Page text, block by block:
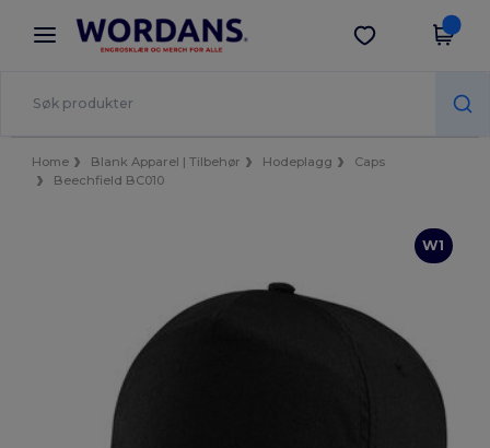
× Wordans-app
Bedre priser i appen!
Last ned app
Home Blank Apparel | Tilbehør Hodeplagg
Caps
Beechfield BC010
W1